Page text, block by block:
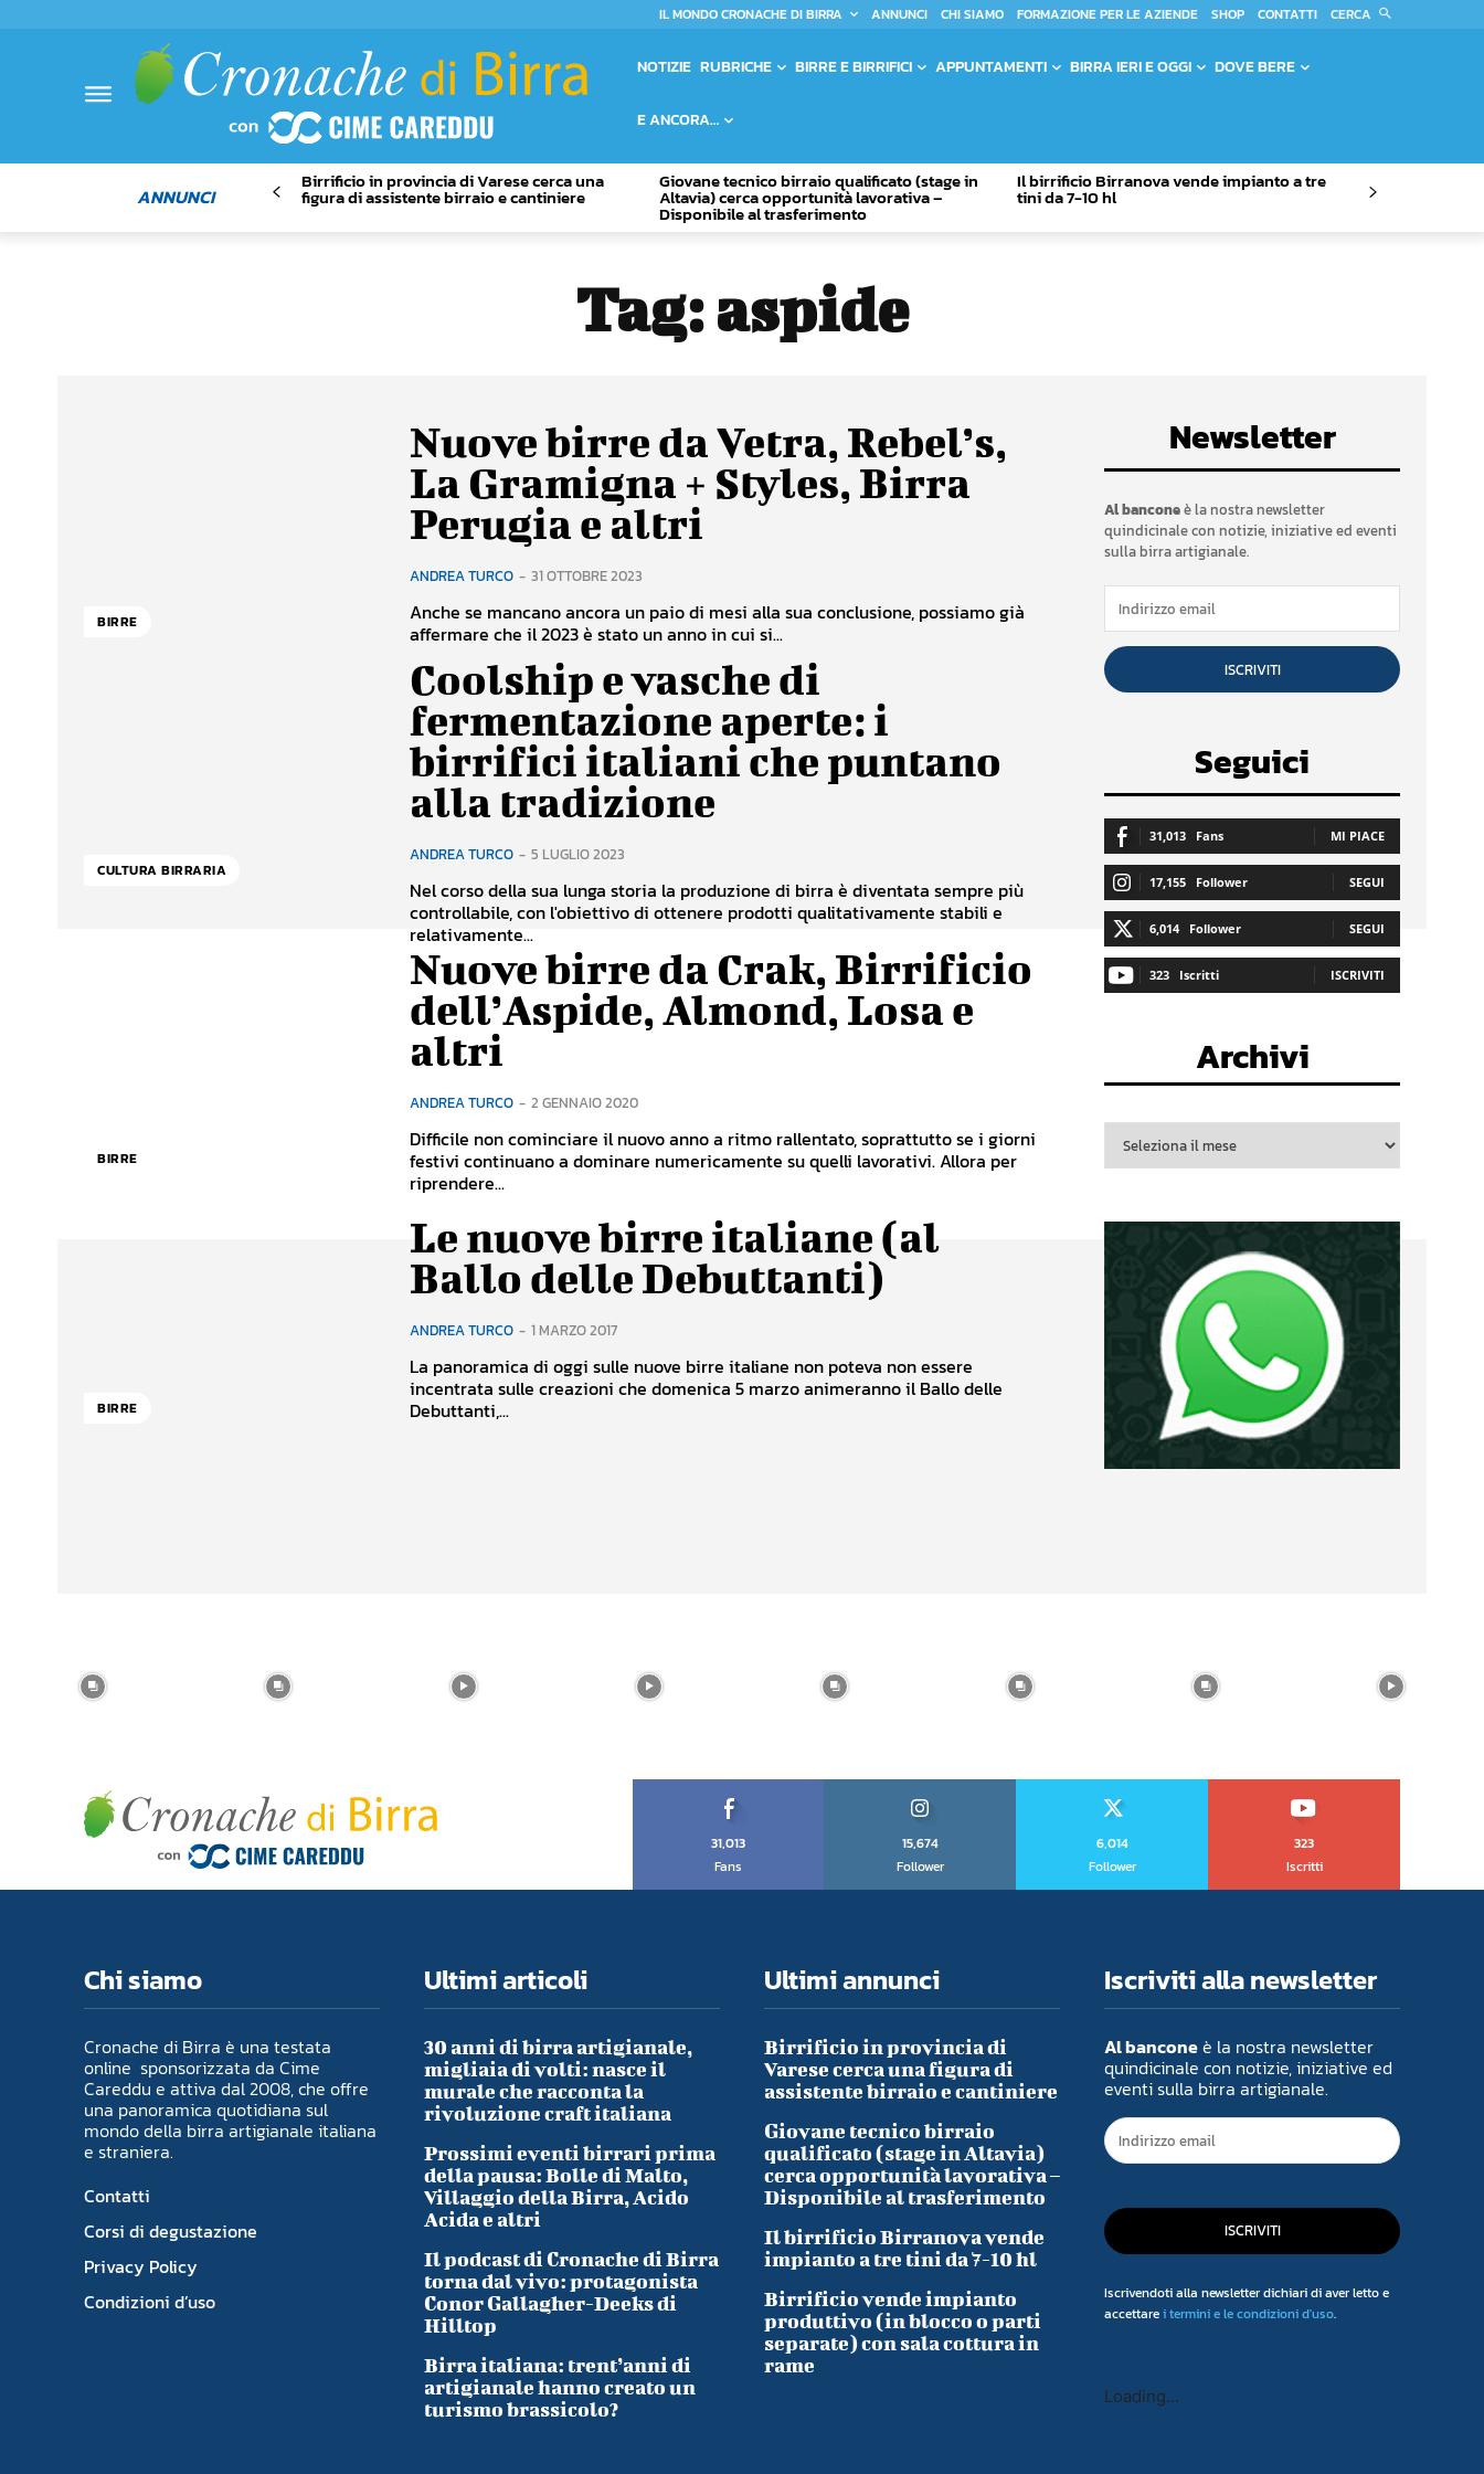
IL MONDO CRONACHE DI BIRRA ANNUNCI CHI SIAMO FORMAZIONE PER LE AZIENDE SHOP CONTATTI CERCA
NOTIZIE RUBRICHE BIRRE E BIRRIFICI APPUNTAMENTI BIRRA IERI E OGGI DOVE BERE
E ANCORA…
ANNUNCI
Birrificio in provincia di Varese cerca una
figura di assistente birraio e cantiniere
Giovane tecnico birraio qualificato (stage in
Altavia) cerca opportunità lavorativa –
Disponibile al trasferimento
Il birrificio Birranova vende impianto a tre
tini da 7-10 hl
Tag:aspide
BIRRE
Nuove birre da Vetra, Rebel’s,
La Gramigna + Styles, Birra
Perugia e altri
ANDREA TURCO - 31 OTTOBRE 2023
Anche se mancano ancora un paio di mesi alla sua conclusione, possiamo già
affermare che il 2023 è stato un anno in cui si...
CULTURA BIRRARIA
Coolship e vasche di
fermentazione aperte: i
birrifici italiani che puntano
alla tradizione
ANDREA TURCO - 5 LUGLIO 2023
Nel corso della sua lunga storia la produzione di birra è diventata sempre più
controllabile, con l'obiettivo di ottenere prodotti qualitativamente stabili e
relativamente...
BIRRE
Nuove birre da Crak, Birrificio
dell’Aspide, Almond, Losa e
altri
ANDREA TURCO - 2 GENNAIO 2020
Difficile non cominciare il nuovo anno a ritmo rallentato, soprattutto se i giorni
festivi continuano a dominare numericamente su quelli lavorativi. Allora per
riprendere...
BIRRE
Le nuove birre italiane (al
Ballo delle Debuttanti)
ANDREA TURCO - 1 MARZO 2017
La panoramica di oggi sulle nuove birre italiane non poteva non essere
incentrata sulle creazioni che domenica 5 marzo animeranno il Ballo delle
Debuttanti,...
Newsletter
Al banconeè la nostra newsletter
quindicinale con notizie, iniziative ed eventi
sulla birra artigianale.
ISCRIVITI
Seguici
31,013 Fans MI PIACE
17,155 Follower SEGUI
6,014 Follower SEGUI
323 Iscritti ISCRIVITI
Archivi
31,013
Fans
15,674
Follower
6,014
Follower
323
Iscritti
Chi siamo
Cronache di Birra è una testata
online sponsorizzata da Cime
Careddu e attiva dal 2008, che offre
una panoramica quotidiana sul
mondo della birra artigianale italiana
e straniera.
Contatti
Corsi di degustazione
Privacy Policy
Condizioni d’uso
Ultimi articoli
30 anni di birra artigianale,
migliaia di volti: nasce il
murale che racconta la
rivoluzione craft italiana
Prossimi eventi birrari prima
della pausa: Bolle di Malto,
Villaggio della Birra, Acido
Acida e altri
Il podcast di Cronache di Birra
torna dal vivo: protagonista
Conor Gallagher-Deeks di
Hilltop
Birra italiana: trent’anni di
artigianale hanno creato un
turismo brassicolo?
Ultimi annunci
Birrificio in provincia di
Varese cerca una figura di
assistente birraio e cantiniere
Giovane tecnico birraio
qualificato (stage in Altavia)
cerca opportunità lavorativa –
Disponibile al trasferimento
Il birrificio Birranova vende
impianto a tre tini da 7-10 hl
Birrificio vende impianto
produttivo (in blocco o parti
separate) con sala cottura in
rame
Iscriviti alla newsletter
Al banconeè la nostra newsletter
quindicinale con notizie, iniziative ed
eventi sulla birra artigianale.
ISCRIVITI
Iscrivendoti alla newsletter dichiari di aver letto e
accettarei termini e le condizioni d'uso.
Loading...